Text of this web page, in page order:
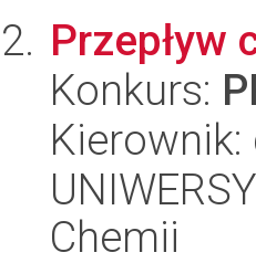
Przepływ
Konkurs:
Kierownik:
Chemii